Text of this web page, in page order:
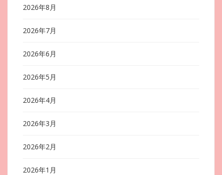
2026年8月
2026年7月
2026年6月
2026年5月
2026年4月
2026年3月
2026年2月
2026年1月